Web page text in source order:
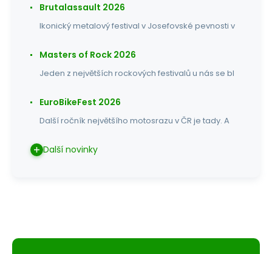
Brutalassault 2026
Ikonický metalový festival v Josefovské pevnosti v
Masters of Rock 2026
Jeden z největších rockových festivalů u nás se bl
EuroBikeFest 2026
Další ročník největšího motosrazu v ČR je tady. A
Další novinky